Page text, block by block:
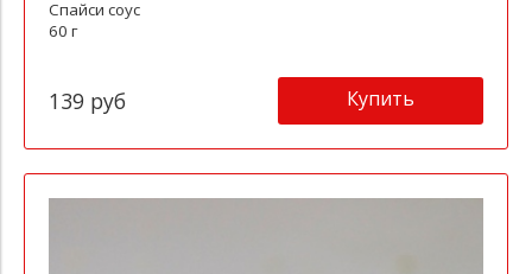
Спайси соус
60 г
139 руб Купить